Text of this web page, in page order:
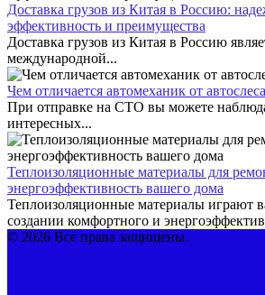
Доставка грузов из Китая в Россию:
эффективность и преимущества
Доставка грузов из Китая в Россию
международной...
Чем отличается автомеханик от
При отправке на СТО вы можете
интересных...
Теплоизоляционные материалы для
энергоэффективность вашего дома
Теплоизоляционные материалы играют
создании комфортного и
© 2026 Все права защищены.